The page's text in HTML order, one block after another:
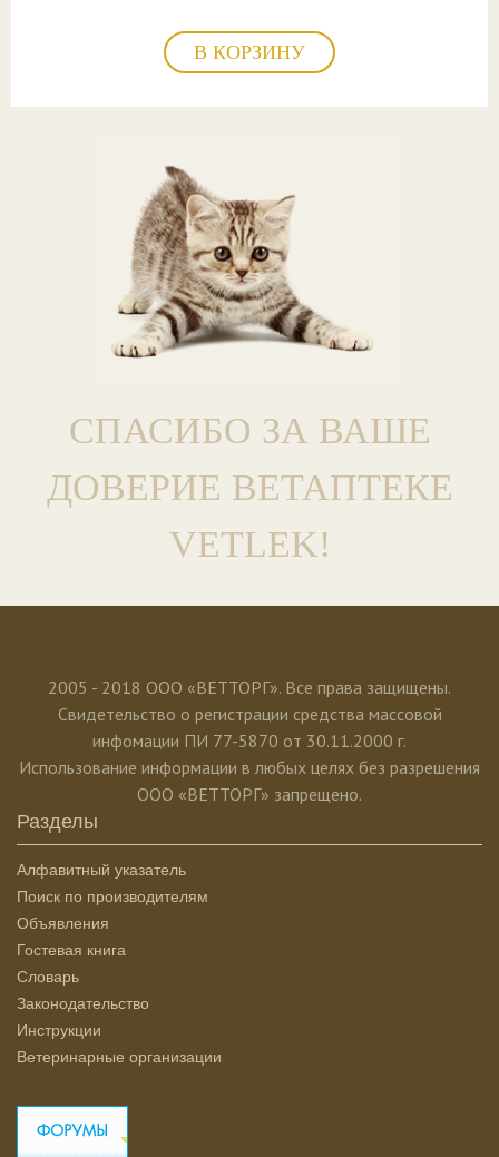
В КОРЗИНУ
СПАСИБО ЗА ВАШЕ
ДОВЕРИЕ ВЕТАПТЕКЕ
VETLEK!
2005 - 2018 ООО «ВЕТТОРГ». Все права защищены.
Свидетельство о регистрации средства массовой
инфомации ПИ 77-5870 от 30.11.2000 г.
Использование информации в любых целях без разрешения
ООО «ВЕТТОРГ» запрещено.
Разделы
Алфавитный указатель
Поиск по производителям
Объявления
Гостевая книга
Словарь
Законодательство
Инструкции
Ветеринарные организации